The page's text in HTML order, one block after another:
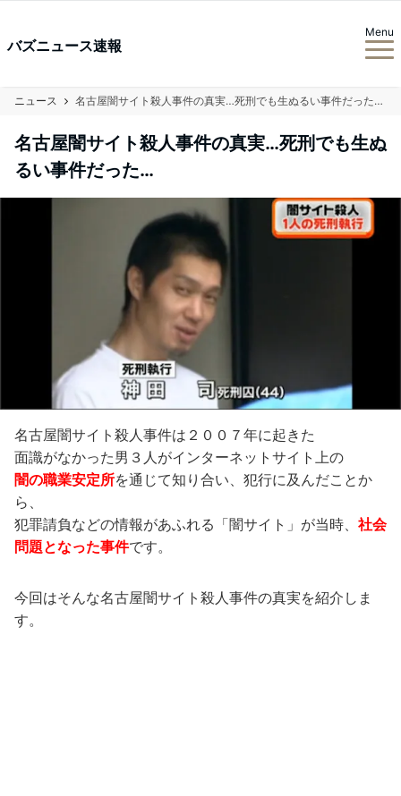
バズニュース速報
Menu
ニュース 名古屋闇サイト殺人事件の真実…死刑でも生ぬるい事件だった…
名古屋闇サイト殺人事件の真実…死刑でも生ぬ
るい事件だった…
名古屋闇サイト殺人事件は２００７年に起きた
面識がなかった男３人がインターネットサイト上の
闇の職業安定所を通じて知り合い、犯行に及んだことか
ら、
犯罪請負などの情報があふれる「闇サイト」が当時、 社会
問題となった事件です。
今回はそんな名古屋闇サイト殺人事件の真実を紹介しま
す。